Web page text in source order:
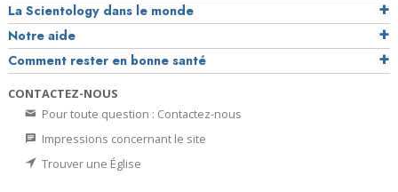
La Scientology dans le monde
Notre aide
Comment rester en bonne santé
CONTACTEZ-NOUS
Pour toute question : Contactez-nous
Impressions concernant le site
Trouver une Église